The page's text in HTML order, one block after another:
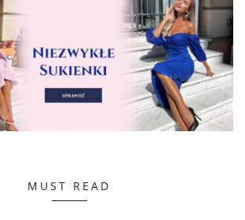
MUST READ